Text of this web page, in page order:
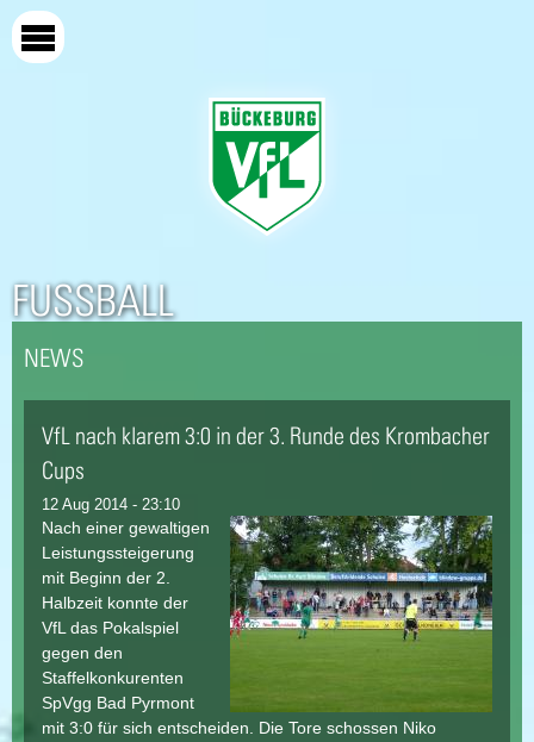
FUSSBALL
NEWS
VfL nach klarem 3:0 in der 3. Runde des Krombacher
Cups
12 Aug 2014 - 23:10
Nach einer gewaltigen
Leistungssteigerung
mit Beginn der 2.
Halbzeit konnte der
VfL das Pokalspiel
gegen den
Staffelkonkurenten
SpVgg Bad Pyrmont
mit 3:0 für sich entscheiden. Die Tore schossen Niko